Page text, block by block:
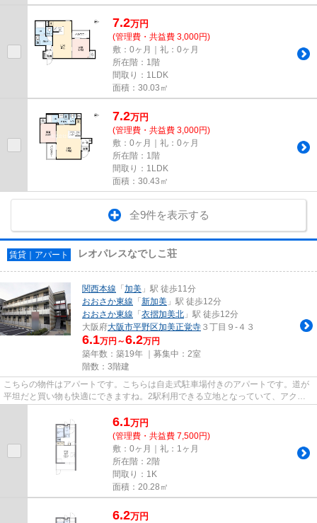
7.2万円
(管理費・共益費 3,000円)
敷：0ヶ月｜礼：0ヶ月
所在階：1階
間取り：1LDK
面積：30.03㎡
7.2万円
(管理費・共益費 3,000円)
敷：0ヶ月｜礼：0ヶ月
所在階：1階
間取り：1LDK
面積：30.43㎡
全9件を表示する
賃貸｜アパート レオパレスなでしこ荘
関西本線 「加美 」駅 徒歩11分
おおさか東線 「新加美 」駅 徒歩12分
おおさか東線 「衣摺加美北 」駅 徒歩12分
大阪府大阪市平野区加美正覚寺 ３丁目９-４３
6.1万円～6.2万円
築年数：築19年 ｜募集中： 2室
階数：3階建
こちらの物件はアパートです。こちらは自走式駐車場付きのアパートです。道が
平坦だと買い物も快適にできますね。2駅利用できる立地となっていて、アクセ
スが良いです。当社は、お客様...
6.1万円
(管理費・共益費 7,500円)
敷：0ヶ月｜礼：1ヶ月
所在階：2階
間取り：1K
面積：20.28㎡
6.2万円